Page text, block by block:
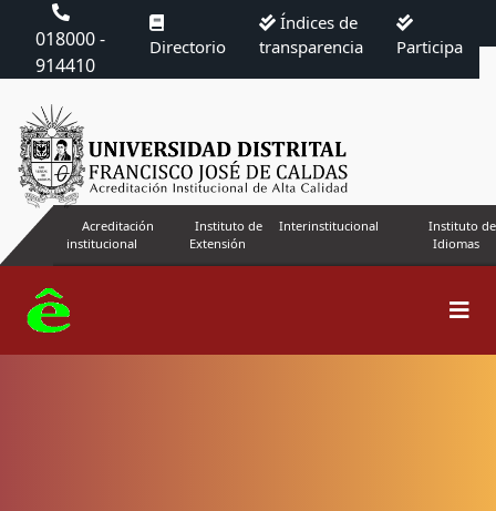
018000 -
914410
Directorio
Índices de
transparencia
Participa
Acreditación
institucional
Instituto de
Extensión
Interinstitucional
Instituto de
Idiomas